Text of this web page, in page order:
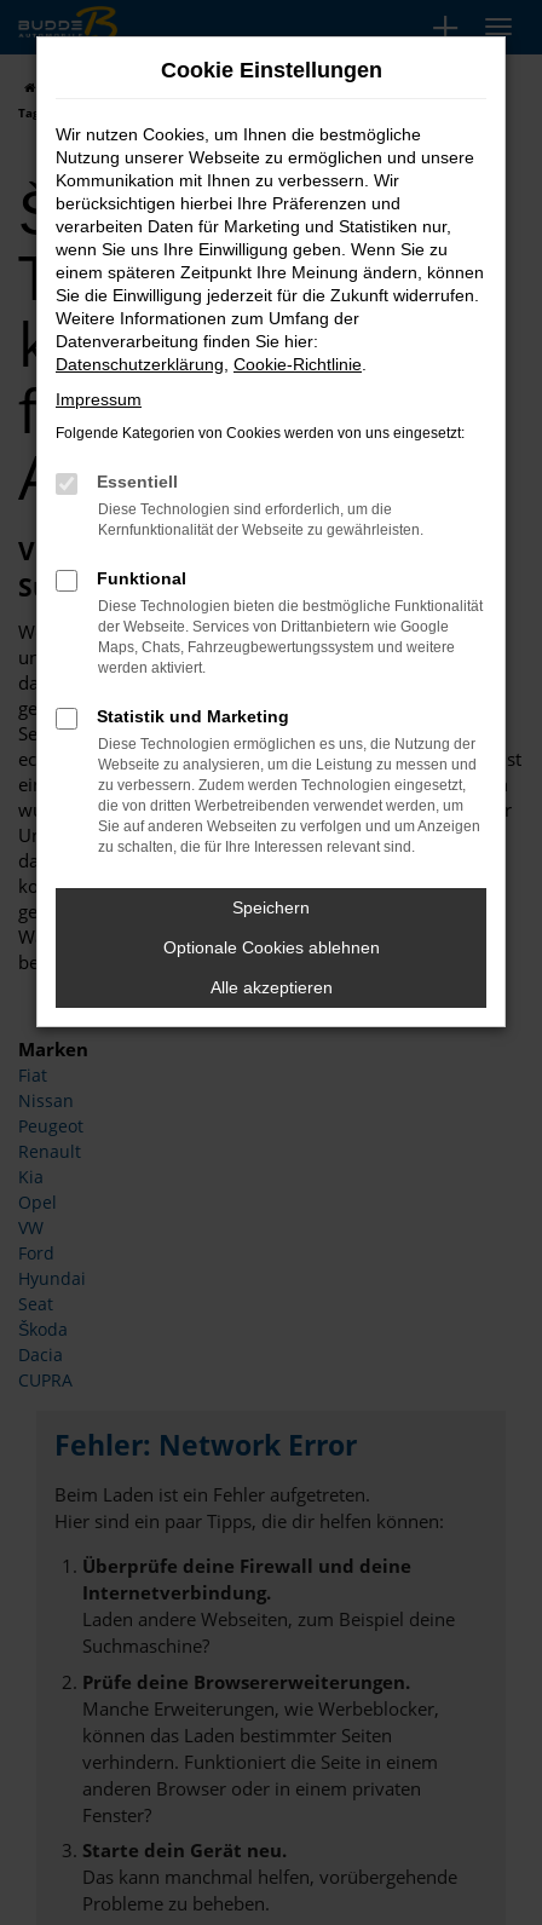
Zum
Hauptinhalt
springen
Tageszulassung kaufen, leasen, finanzieren für Ahlen
Škoda Superb
Tageszulassung
kaufen, leasen,
finanzieren für
Ahlen
Viele gute Gründe für eine Škoda
Superb Tageszulassung in Ahlen
Wer sich für ein neues Fahrzeug interessiert, führt nahezu
unweigerlich umfassende Recherchen durch. Haben Sie
dabei auch schon an eine Škoda Superb Tageszulassung
gedacht? Wir fragen deshalb, weil es für Ihr „Unterwegs-
Sein“ in Ahlen kaum eine günstigere Möglichkeit für einen
echten Neuwagen gibt. Die Škoda Superb Tageszulassung ist
ein Fahrzeug, das noch keinen einzigen Kilometer gefahren
wurde und entsprechend frisch aus dem Werk stammt. Der
Unterschied zu einem bestellten Neuwagen besteht darin,
dass die Škoda Superb Tageszulassung bereits komplett
konfiguriert ist und nur darauf wartet, von Ihnen in Ahlen
gefahren zu werden. Und das ohne Umschweife,
Wartezeiten oder Verzögerungen, denn das Modell steht
bereits bei uns bereit.
Marken
Fiat
Nissan
Peugeot
Renault
Kia
Opel
VW
Ford
Hyundai
Seat
Škoda
Dacia
CUPRA
Fehler: Network Error
Beim Laden ist ein Fehler aufgetreten.
Hier sind ein paar Tipps, die dir helfen können:
Überprüfe deine Firewall und deine
Internetverbindung.
Laden andere Webseiten, zum Beispiel deine
Suchmaschine?
Prüfe deine Browsererweiterungen.
Manche Erweiterungen, wie Werbeblocker,
können das Laden bestimmter Seiten
verhindern. Funktioniert die Seite in einem
anderen Browser oder in einem privaten
Fenster?
Starte dein Gerät neu.
Das kann manchmal helfen, vorübergehende
Probleme zu beheben.
Cookie Einstellungen
Wir nutzen Cookies, um Ihnen die bestmögliche
Nutzung unserer Webseite zu ermöglichen und unsere
Kommunikation mit Ihnen zu verbessern. Wir
berücksichtigen hierbei Ihre Präferenzen und
verarbeiten Daten für Marketing und Statistiken nur,
wenn Sie uns Ihre Einwilligung geben. Wenn Sie zu
einem späteren Zeitpunkt Ihre Meinung ändern, können
Sie die Einwilligung jederzeit für die Zukunft widerrufen.
Weitere Informationen zum Umfang der
Datenverarbeitung finden Sie hier:
Datenschutzerklärung Cookie-Richtlinie
Impressum
Folgende Kategorien von Cookies werden von uns eingesetzt:
Essentiell
Diese Technologien sind erforderlich, um die
Kernfunktionalität der Webseite zu gewährleisten.
Funktional
Diese Technologien bieten die bestmögliche Funktionalität
der Webseite. Services von Drittanbietern wie Google
Maps, Chats, Fahrzeugbewertungssystem und weitere
werden aktiviert.
Statistik und Marketing
Diese Technologien ermöglichen es uns, die Nutzung der
Webseite zu analysieren, um die Leistung zu messen und
zu verbessern. Zudem werden Technologien eingesetzt,
die von dritten Werbetreibenden verwendet werden, um
Sie auf anderen Webseiten zu verfolgen und um Anzeigen
zu schalten, die für Ihre Interessen relevant sind.
Speichern
Optionale Cookies ablehnen
Alle akzeptieren